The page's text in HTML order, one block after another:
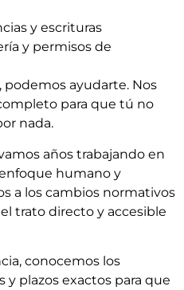
y escrituras
y permisos de
podemos ayudarte. Nos
para que tú no
nada.
años trabajando en
humano y
a los cambios normativos
trato directo y accesible
conocemos los
plazos exactos para que